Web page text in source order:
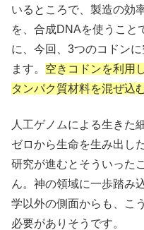
いるところで、製造の効
を、合成DNAを使うこと
に、今回、3つのコドン
ます。 空きコドンを利用
タンパク質材料を混ぜ込
人工ゲノムによる生きた
ゼロから生命を生み出し
研究が進むとそういった
ん。神の領域に一歩踏み
学以外の側面からも、こ
必要がありそうです。